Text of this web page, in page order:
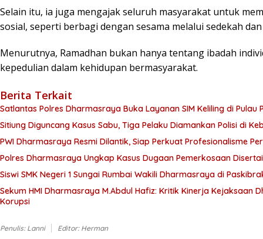
Selain itu, ia juga mengajak seluruh masyarakat untuk
sosial, seperti berbagi dengan sesama melalui sedekah
Menurutnya, Ramadhan bukan hanya tentang ibadah
kepedulian dalam kehidupan bermasyarakat.
Berita Terkait
Satlantas Polres Dharmasraya Buka Layanan SIM Keliling di
Sitiung Diguncang Kasus Sabu, Tiga Pelaku Diamankan Polisi di
PWI Dharmasraya Resmi Dilantik, Siap Perkuat Profesionalisme
Polres Dharmasraya Ungkap Kasus Dugaan Pemerkosaan
Siswi SMK Negeri 1 Sungai Rumbai Wakili Dharmasraya di
Sekum HMI Dharmasraya M.Abdul Hafiz: Kritik Kinerja Kejaksaan
Korupsi
Penulis: Lanni Editor: Herman